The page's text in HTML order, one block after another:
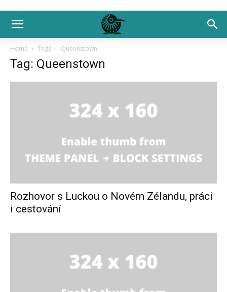
Home Tags Queenstown
Tag: Queenstown
Rozhovor s Luckou o Novém Zélandu, práci
i cestování